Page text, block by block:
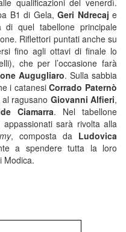
qualificazioni del venerdì.
B1 di Gela,Geri Ndrecaj e
di quel tabellone principale
Riflettori puntati anche su
fino agli ottavi di finale lo
che per l’occasione farà
Augugliaro. Sulla sabbia
i catanesiCorrado Paternò
ragusano Giovanni Alfieri,
Ciamarra. Nel tabellone
appassionati sarà rivolta alla
, composta da Ludovica
a spendere tutta la loro
Modica.